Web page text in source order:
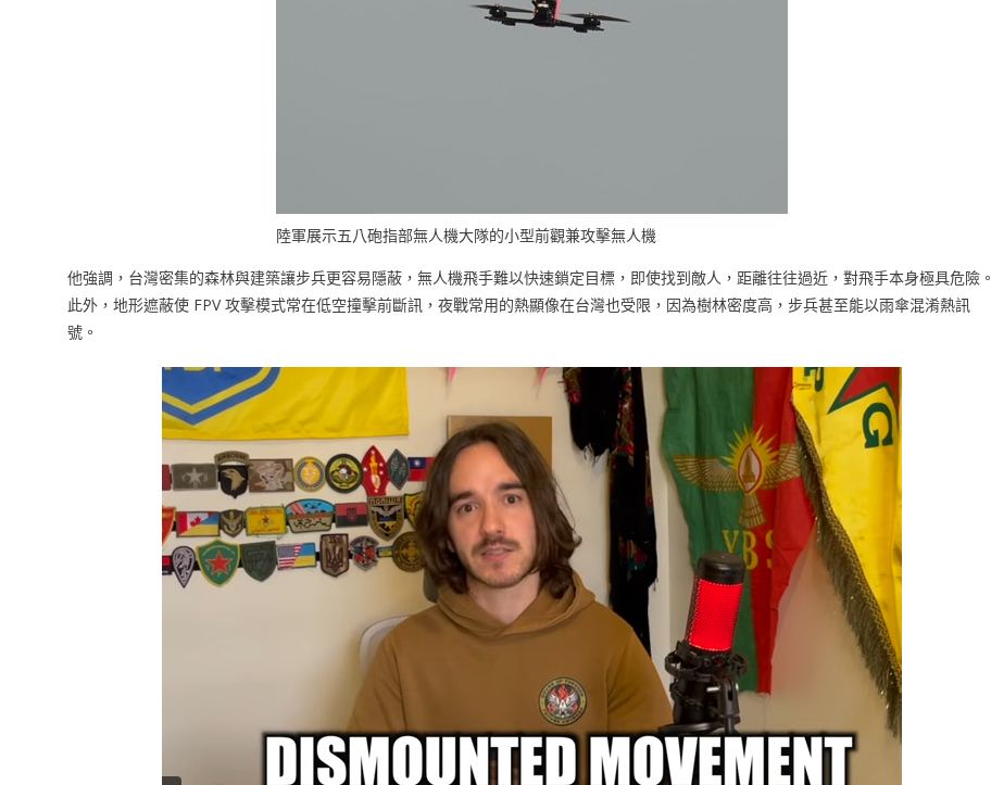
陸軍展示五八砲指部無人機大隊的小型前觀兼攻擊無人機
他強調，台灣密集的森林與建築讓步兵更容易隱蔽，無人機飛手難以快速鎖定目標，即使找到敵人，距離往往過近，對飛手本身極具危險。
此外，地形遮蔽使 FPV 攻擊模式常在低空撞擊前斷訊，夜戰常用的熱顯像在台灣也受限，因為樹林密度高，步兵甚至能以雨傘混淆熱訊
號。